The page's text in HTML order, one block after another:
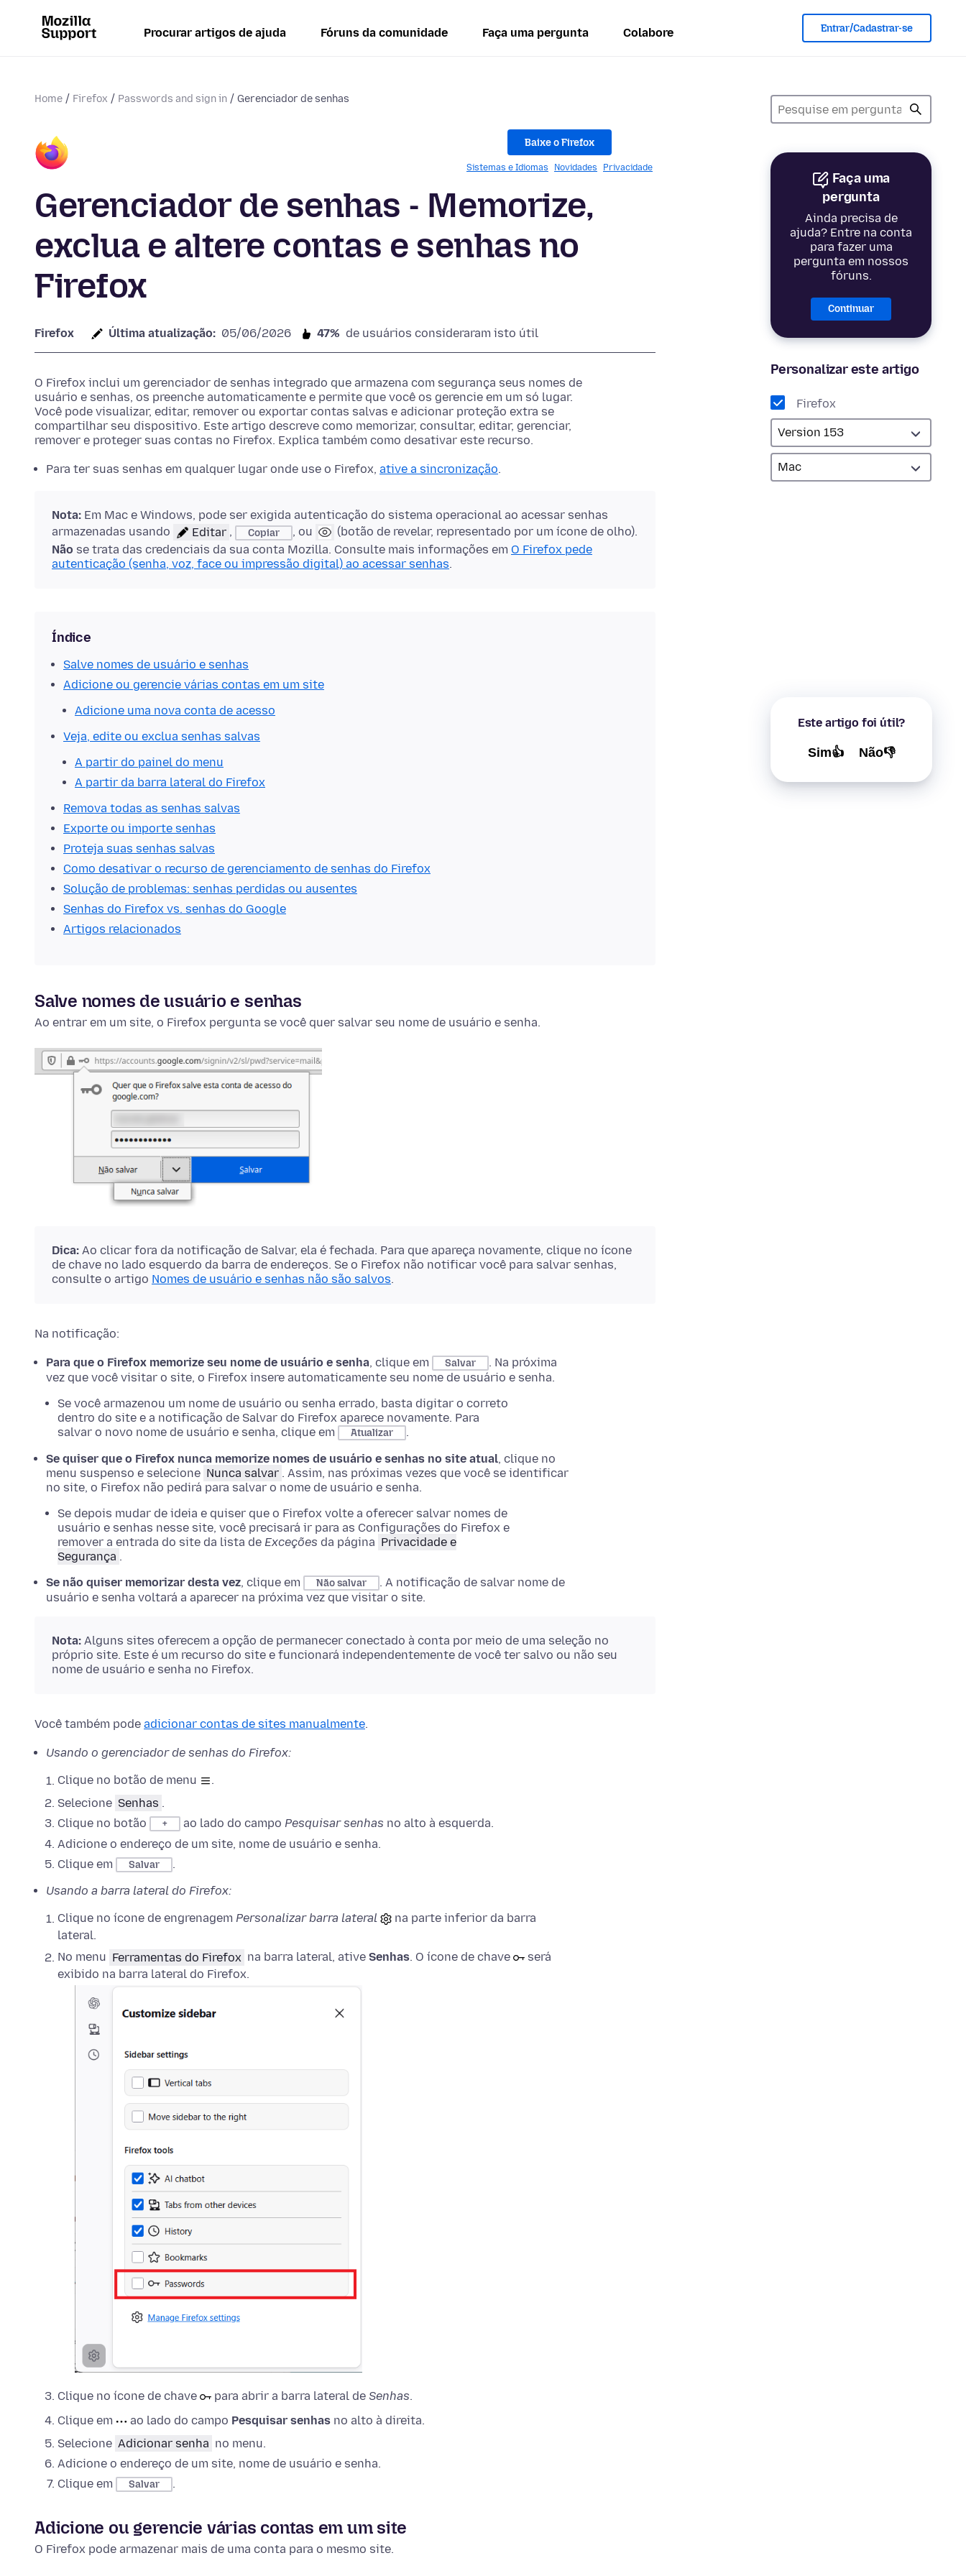
Procurar artigos de ajuda Fóruns da comunidade Faça uma pergunta Colabore Entrar/Cadastrar-se
Home Firefox Passwords and sign in Gerenciador de senhas
Faça uma
pergunta
Ainda precisa de
ajuda? Entre na conta
para fazer uma
pergunta em nossos
fóruns.
Continuar
Personalizar este artigo
Firefox
Este artigo foi útil?
Sim👍 Não👎
Baixe o Firefox
Sistemas e Idiomas Novidades Privacidade
Gerenciador de senhas - Memorize,
exclua e altere contas e senhas no
Firefox
Firefox Última atualização: 05/06/2026 47% de usuários consideraram isto útil
O Firefox inclui um gerenciador de senhas integrado que armazena com segurança seus nomes de
usuário e senhas, os preenche automaticamente e permite que você os gerencie em um só lugar.
Você pode visualizar, editar, remover ou exportar contas salvas e adicionar proteção extra se
compartilhar seu dispositivo. Este artigo descreve como memorizar, consultar, editar, gerenciar,
remover e proteger suas contas no Firefox. Explica também como desativar este recurso.
Para ter suas senhas em qualquer lugar onde use o Firefox, ative a sincronização.
Nota: Em Mac e Windows, pode ser exigida autenticação do sistema operacional ao acessar senhas
armazenadas usando
Editar , Copiar , ou
(botão de revelar, representado por um ícone de olho).
Não se trata das credenciais da sua conta Mozilla. Consulte mais informações em O Firefox pede
autenticação (senha, voz, face ou impressão digital) ao acessar senhas.
Índice
Salve nomes de usuário e senhas
Adicione ou gerencie várias contas em um site
Adicione uma nova conta de acesso
Veja, edite ou exclua senhas salvas
A partir do painel do menu
A partir da barra lateral do Firefox
Remova todas as senhas salvas
Exporte ou importe senhas
Proteja suas senhas salvas
Como desativar o recurso de gerenciamento de senhas do Firefox
Solução de problemas: senhas perdidas ou ausentes
Senhas do Firefox vs. senhas do Google
Artigos relacionados
Salve nomes de usuário e senhas
Ao entrar em um site, o Firefox pergunta se você quer salvar seu nome de usuário e senha.
Dica: Ao clicar fora da notificação de Salvar, ela é fechada. Para que apareça novamente, clique no ícone
de chave no lado esquerdo da barra de endereços. Se o Firefox não notificar você para salvar senhas,
consulte o artigo Nomes de usuário e senhas não são salvos.
Na notificação:
Para que o Firefox memorize seu nome de usuário e senha, clique em Salvar
. Na próxima
vez que você visitar o site, o Firefox insere automaticamente seu nome de usuário e senha.
Se você armazenou um nome de usuário ou senha errado, basta digitar o correto
dentro do site e a notificação de Salvar do Firefox aparece novamente. Para
salvar o novo nome de usuário e senha, clique em
Atualizar
.
Se quiser que o Firefox nunca memorize nomes de usuário e senhas no site atual, clique no
menu suspenso e selecione Nunca salvar . Assim, nas próximas vezes que você se identificar
no site, o Firefox não pedirá para salvar o nome de usuário e senha.
Se depois mudar de ideia e quiser que o Firefox volte a oferecer salvar nomes de
usuário e senhas nesse site, você precisará ir para as Configurações do Firefox e
remover a entrada do site da lista de Exceções da página Privacidade e
Segurança .
Se não quiser memorizar desta vez, clique em Não salvar
. A notificação de salvar nome de
usuário e senha voltará a aparecer na próxima vez que visitar o site.
Nota: Alguns sites oferecem a opção de permanecer conectado à conta por meio de uma seleção no
próprio site. Este é um recurso do site e funcionará independentemente de você ter salvo ou não seu
nome de usuário e senha no Firefox.
Você também pode adicionar contas de sites manualmente.
Usando o gerenciador de senhas do Firefox:
Clique no botão de menu
.
Selecione Senhas .
Clique no botão
+ ao lado do campo Pesquisar senhas no alto à esquerda.
Adicione o endereço de um site, nome de usuário e senha.
Clique em
Salvar
.
Usando a barra lateral do Firefox:
Clique no ícone de engrenagem Personalizar barra lateral
na parte inferior da barra
lateral.
No menu Ferramentas do Firefox na barra lateral, ative Senhas. O ícone de chave
será
exibido na barra lateral do Firefox.
Clique no ícone de chave para abrir a barra lateral de Senhas.
Clique em
ao lado do campo Pesquisar senhas no alto à direita.
Selecione Adicionar senha no menu.
Adicione o endereço de um site, nome de usuário e senha.
Clique em
Salvar .
Adicione ou gerencie várias contas em um site
O Firefox pode armazenar mais de uma conta para o mesmo site.